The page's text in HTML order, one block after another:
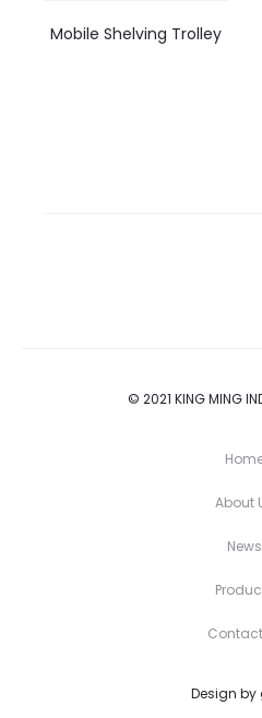
Mobile Shelving Trolley
© 2021 KING MING
About
News
Design